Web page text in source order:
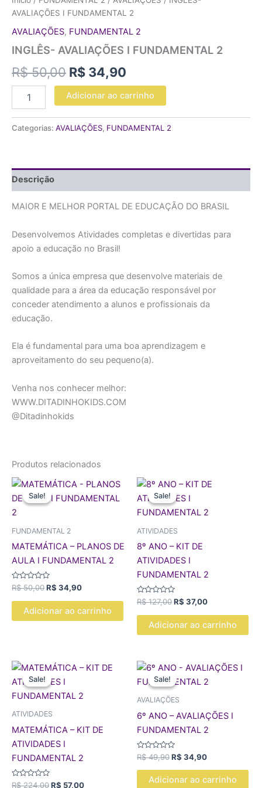
AVALIAÇÕES I FUNDAMENTAL 2
AVALIAÇÕES, FUNDAMENTAL 2
INGLÊS- AVALIAÇÕES I FUNDAMENTAL 2
R$50,00 R$ 34,90
Adicionar ao carrinho
Categorias: AVALIAÇÕES, FUNDAMENTAL 2
Descrição
MAIOR E MELHOR PORTAL DE EDUCAÇÃO DO BRASIL
Desenvolvemos Atividades completas e divertidas para
apoio a educação no Brasil!
Somos a única empresa que desenvolve materiais de
qualidade para a área da educação responsável por
conceder atendimento a alunos e profissionais da
educação.
Ela é fundamental para uma boa aprendizagem e
aproveitamento do seu pequeno(a).
Venha nos conhecer melhor:
WWW.DITADINHOKIDS.COM
@Ditadinhokids
Produtos relacionados
Sale!
Sale!
FUNDAMENTAL 2
MATEMÁTICA – PLANOS DE
AULA I FUNDAMENTAL 2
Avaliação
de
R$50,00
O
original
R$ 34,90
O
atual
Adicionar ao carrinho
Sale!
Sale!
ATIVIDADES
8º ANO – KIT DE
ATIVIDADES I
FUNDAMENTAL 2
Avaliação
de
R$127,00
O
original
era:
R$ 37,00
O
é:
Adicionar ao carrinho
Sale!
Sale!
ATIVIDADES
MATEMÁTICA – KIT DE
ATIVIDADES I
FUNDAMENTAL 2
Avaliação
R$224,00
O
original
era:
R$ 57,00
O
Sale!
Sale!
AVALIAÇÕES
6º ANO – AVALIAÇÕES I
FUNDAMENTAL 2
Avaliação
0
de
R$49,90
O
original
R$ 49,90.
R$ 34,90
O
preço
atual
Adicionar ao carrinho